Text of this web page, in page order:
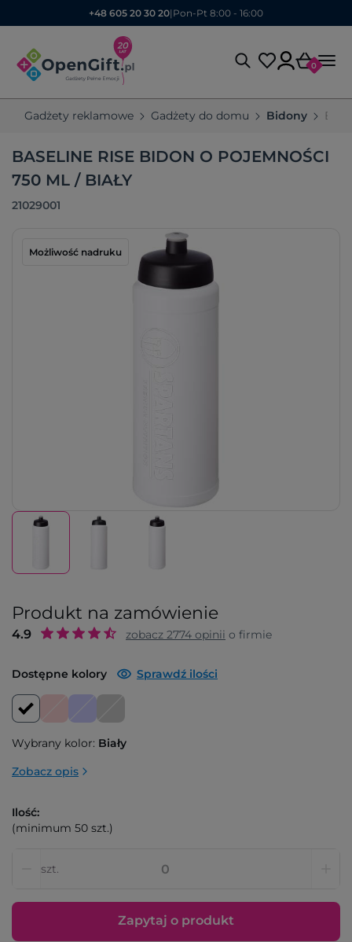
+48 605 20 30 20| Pon-Pt 8:00 - 16:00
0
Gadżety reklamowe Gadżety do domu Bidony
BASELINE RISE BIDON O POJEMNOŚCI
750 ML / BIAŁY
21029001
Możliwość nadruku
Produkt na zamówienie
4.9 zobacz 2774 opinii o firmie
Dostępne kolory Sprawdź ilości
Wybrany kolor: Biały
Zobacz opis
Ilość:
(minimum 50 szt.)
szt.
Zapytaj o produkt